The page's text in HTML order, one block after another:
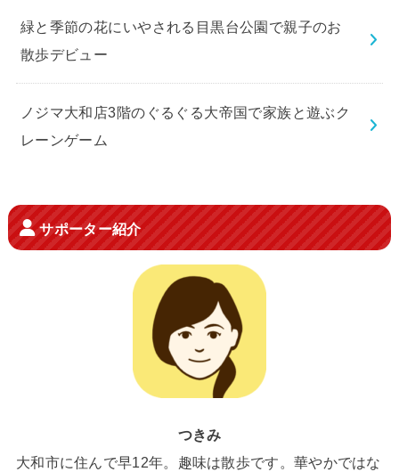
緑と季節の花にいやされる目黒台公園で親子のお
散歩デビュー
ノジマ大和店3階のぐるぐる大帝国で家族と遊ぶク
レーンゲーム
サポーター紹介
つきみ
大和市に住んで早12年。趣味は散歩です。華やかではな